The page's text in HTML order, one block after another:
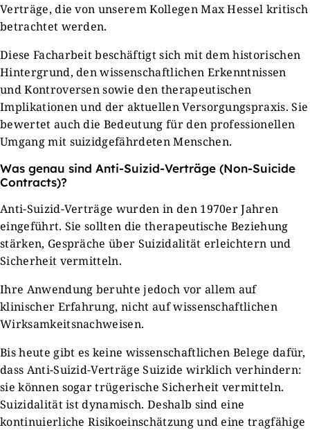
Verträge, die von unserem Kollegen Max Hessel kritisch
betrachtet werden.
Diese Facharbeit beschäftigt sich mit dem historischen
Hintergrund, den wissenschaftlichen Erkenntnissen
und Kontroversen sowie den therapeutischen
Implikationen und der aktuellen Versorgungspraxis. Sie
bewertet auch die Bedeutung für den professionellen
Umgang mit suizidgefährdeten Menschen.
Was genau sind Anti-Suizid-Verträge (Non-Suicide
Contracts)?
Anti-Suizid-Verträge wurden in den 1970er Jahren
eingeführt. Sie sollten die therapeutische Beziehung
stärken, Gespräche über Suizidalität erleichtern und
Sicherheit vermitteln.
Ihre Anwendung beruhte jedoch vor allem auf
klinischer Erfahrung, nicht auf wissenschaftlichen
Wirksamkeitsnachweisen.
Bis heute gibt es keine wissenschaftlichen Belege dafür,
dass Anti-Suizid-Verträge Suizide wirklich verhindern:
sie können sogar trügerische Sicherheit vermitteln.
Suizidalität ist dynamisch. Deshalb sind eine
kontinuierliche Risikoeinschätzung und eine tragfähige